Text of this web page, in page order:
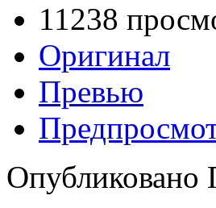
11238
Оригинал
Превью
Опубликовано